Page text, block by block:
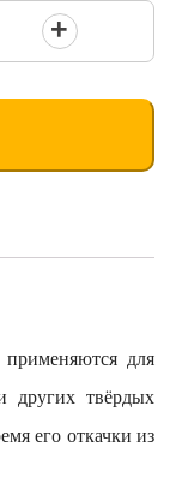
для
других твёрдых
его откачки из